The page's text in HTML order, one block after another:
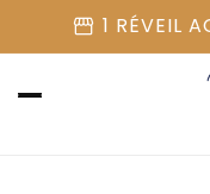
passer
au
storefront 1 RÉVEIL